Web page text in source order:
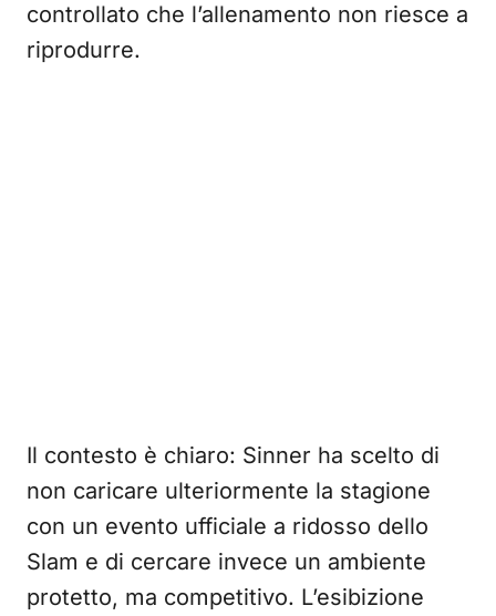
controllato che l’allenamento non riesce a
riprodurre.
Il contesto è chiaro: Sinner ha scelto di
non caricare ulteriormente la stagione
con un evento ufficiale a ridosso dello
Slam e di cercare invece un ambiente
protetto, ma competitivo. L’esibizione